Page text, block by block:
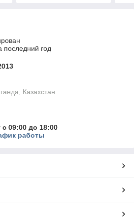
последний год
Казахстан
с 09:00 до 18:00
работы